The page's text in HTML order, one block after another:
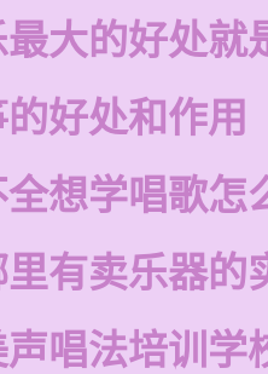
大的好处就
好处和作用
想学唱歌怎
有卖乐器的
唱法培训学